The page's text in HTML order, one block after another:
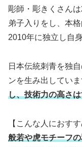
彫師・彫きくさん
弟子入りをし、本
2010年に独立し自
日本伝統刺青を独
ンを生み出していま
し、技術力の高さ
【こんな人におすす
般若や虎モチーフ